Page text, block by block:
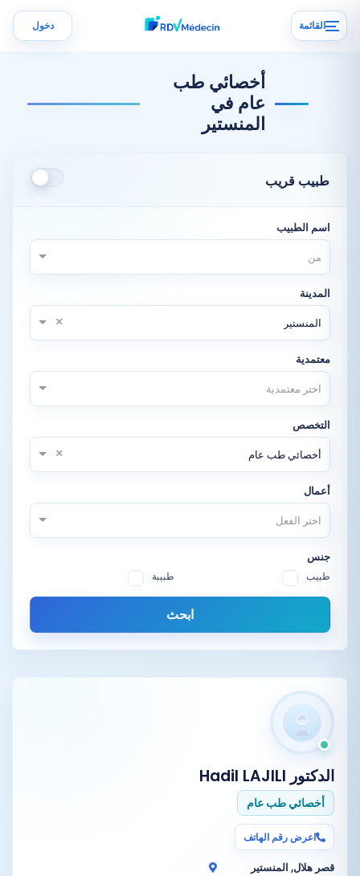
القائمة دخول
أخصائي طب
عام في
المنستير
طبيب قريب
اسم الطبيب
من
المدينة
المنستير
×
معتمدية
اختر معتمدية
التخصص
أخصائي طب عام
×
أعمال
اختر الفعل
جنس
طبيب طبيبة
ابحث
الدكتور Hadil LAJILI
أخصائي طب عام
اعرض رقم الهاتف
قصر هلال, المنستير